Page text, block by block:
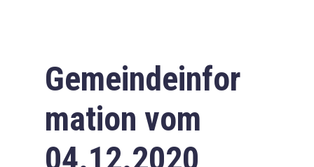
Gemeindeinfor
mation vom
04.12.2020